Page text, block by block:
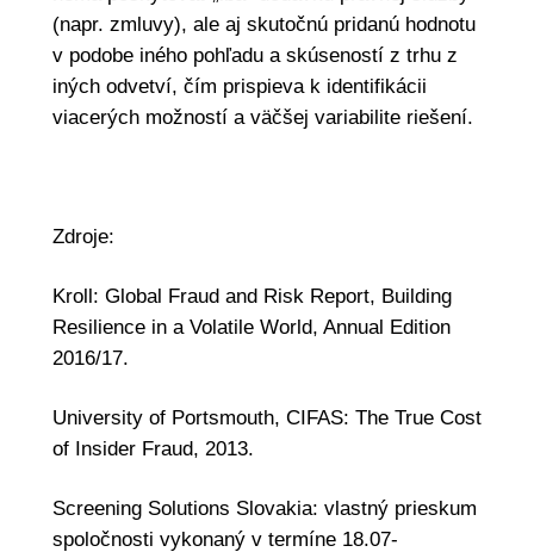
(napr. zmluvy), ale aj skutočnú pridanú hodnotu
v podobe iného pohľadu a skúseností z trhu z
iných odvetví, čím prispieva k identifikácii
viacerých možností a väčšej variabilite riešení.
Zdroje:
Kroll: Global Fraud and Risk Report, Building
Resilience in a Volatile World, Annual Edition
2016/17.
University of Portsmouth, CIFAS: The True Cost
of Insider Fraud, 2013.
Screening Solutions Slovakia: vlastný prieskum
spoločnosti vykonaný v termíne 18.07-